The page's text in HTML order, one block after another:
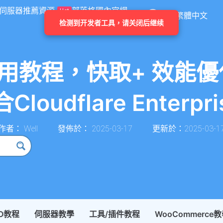
服器推薦資源 Hot 部落格國內官網 繁體中文
教程，快取+ 效能
Cloudflare
者： Well 發佈於： 2025-03-17 更新於：2025-03-
教程 伺服器教學 工具/插件教程 WooCommerce教